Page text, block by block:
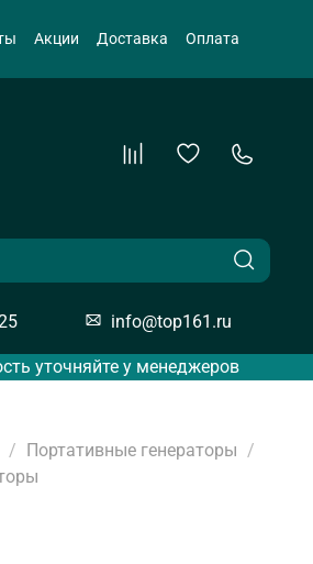
Акции Доставка Оплата
info@top161.ru
уточняйте у менеджеров
Портативные генераторы